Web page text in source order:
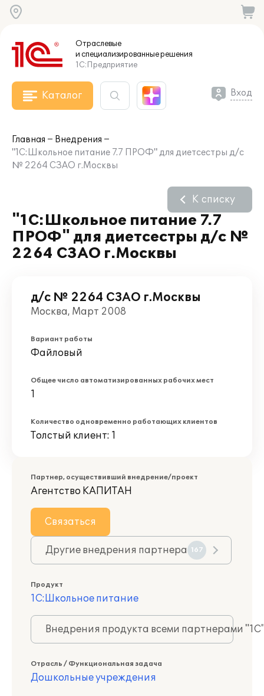
Отраслевые
и специализированныерешения
1С:Предприятие
Каталог Вход
Главная
Внедрения
"1С:Школьное питание 7.7 ПРОФ" для диетсестры д/с
№ 2264 СЗАО г.Москвы
"1С:Школьное питание 7.7
ПРОФ" для диетсестры д/с №
2264 СЗАО г.Москвы
К списку
д/с № 2264 СЗАО г.Москвы
Москва, Март 2008
Вариант работы
Файловый
Общее число автоматизированных рабочих мест
1
Количество одновременно работающих клиентов
Толстый клиент: 1
Партнер, осуществивший внедрение/проект
Агентство КАПИТАН
Связаться
Другие внедрения партнера 167
Продукт
1С:Школьное питание
Внедрения продукта всеми партнерами
Отрасль / Функциональная задача
Дошкольные учреждения